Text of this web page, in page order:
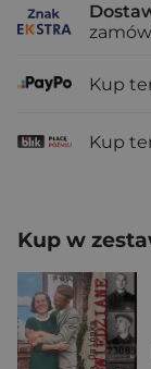
Kup
Kup
Kup w